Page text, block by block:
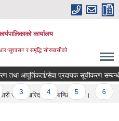
कार्यालय
र समृद्धि सोरुबासीको
तथा आपूर्तिकर्ता/सेवा प्रदायक सूचीकरण
3 4 5
साधन खरिद गर्ने सम्बन्धि सूचना ।